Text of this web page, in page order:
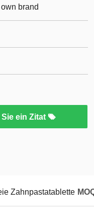
brand
ein Zitat
Zahnpastatablette